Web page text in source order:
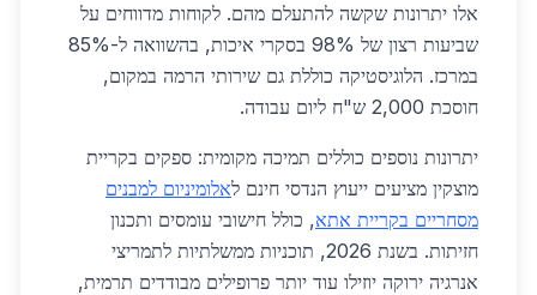
אלו יתרונות שקשה להתעלם מהם. לקוחות מדווחים על
שביעות רצון של 98% בסקרי איכות, בהשוואה ל-85%
במרכז. הלוגיסטיקה כוללת גם שירותי הרמה במקום,
חוסכת 2,000 ש"ח ליום עבודה.
יתרונות נוספים כוללים תמיכה מקומית: ספקים בקריית
מוצקין מציעים ייעוץ הנדסי חינם לאלומיניום למבנים
מסחריים בקריית אתא, כולל חישובי עומסים ותכנון
חזיתות. בשנת 2026, תוכניות ממשלתיות לתמריצי
אנרגיה ירוקה יוזילו עוד יותר פרופילים מבודדים תרמית,